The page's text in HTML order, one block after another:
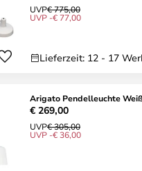
UVP€ 775,00
UVP -€ 77,00
Lieferzeit: 12 - 17
Arigato Pendelleuchte
€ 269,00
UVP€ 305,00
UVP -€ 36,00